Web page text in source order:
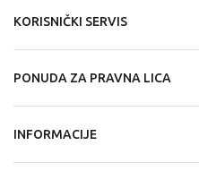
KORISNIČKI SERVIS
PONUDA ZA PRAVNA LICA
INFORMACIJE